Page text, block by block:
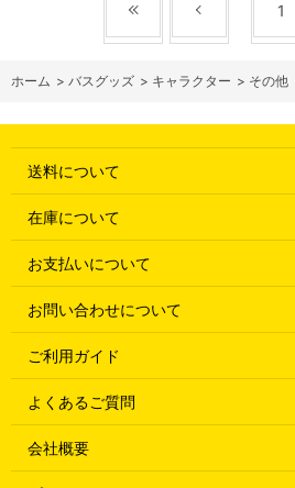
1
ホーム > バスグッズ > キャラクター > その他
送料について
在庫について
お支払いについて
お問い合わせについて
ご利用ガイド
よくあるご質問
会社概要